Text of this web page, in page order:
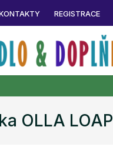
REGISTRACE
OLLA LOAP